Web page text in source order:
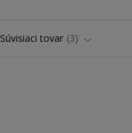
Súvisiaci tovar 3